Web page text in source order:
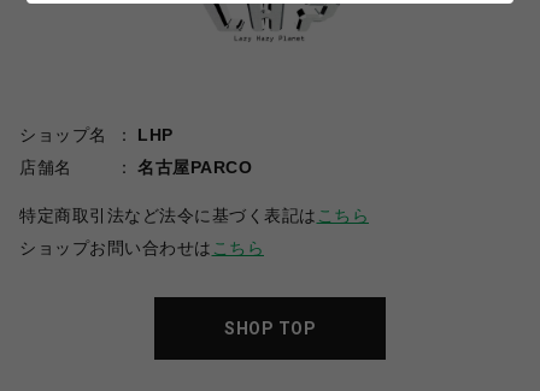
ショップ名
LHP
店舗名
名古屋PARCO
特定商取引法など法令に基づく表記は こちら
ショップお問い合わせは こちら
SHOP TOP